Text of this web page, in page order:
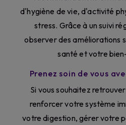
d'hygiène de vie, d'activité
stress. Grâce à un suivi
observer des améliorations
santé et votre
Prenez soin de vous
Si vous souhaitez
renforcer votre système
votre digestion, gérer votre